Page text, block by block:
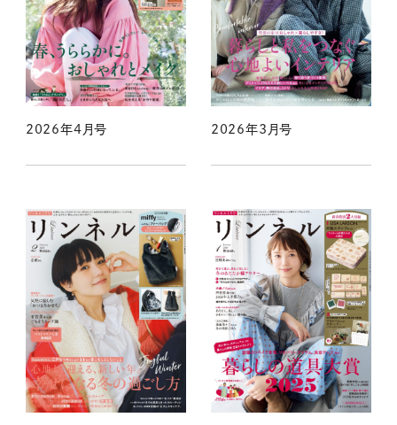
2026年4月号 2026年3月号